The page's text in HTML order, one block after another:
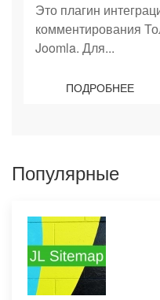
Это плагин
комментирования
Joomla. Для...
ПОДРОБНЕЕ
Популярные